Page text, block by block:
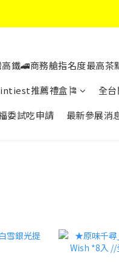
鐵🚄商務艙指名度最高茶
推薦禮盒🎏 全
委試吃申請 最新參展消